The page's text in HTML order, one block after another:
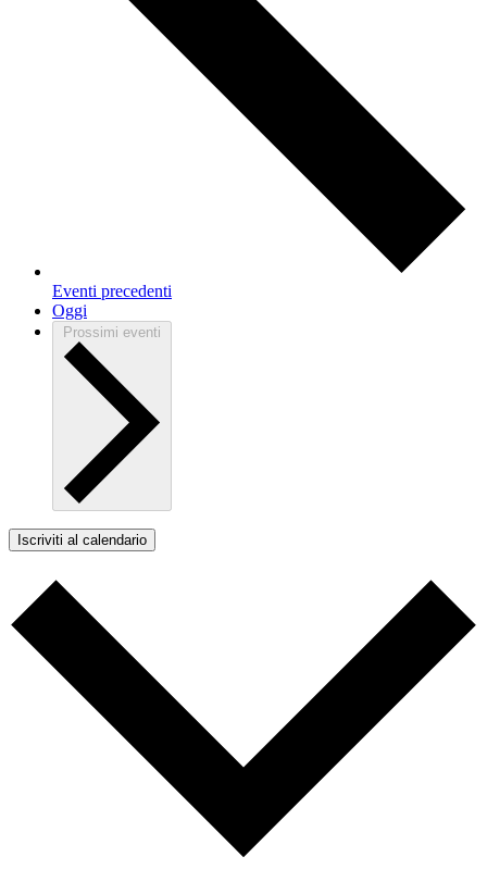
Eventi precedenti
Oggi
Prossimi eventi
Iscriviti al calendario